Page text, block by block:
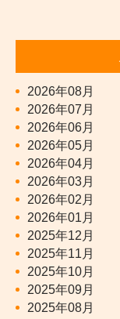
2026年08月
2026年07月
2026年06月
2026年05月
2026年04月
2026年03月
2026年02月
2026年01月
2025年12月
2025年11月
2025年10月
2025年09月
2025年08月